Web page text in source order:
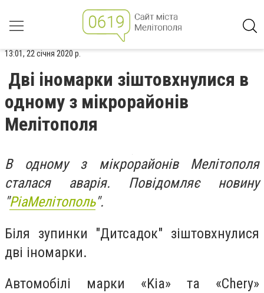
13:01, 22 січня 2020 р.
Дві іномарки зіштовхнулися в
одному з мікрорайонів
Мелітополя
В одному з мікрорайонів Мелітополя
сталася аварія. Повідомляє новину
"РіаМелітополь".
Біля зупинки "Дитсадок" зіштовхнулися
дві іномарки.
Автомобілі марки «Kia» та «Chery»